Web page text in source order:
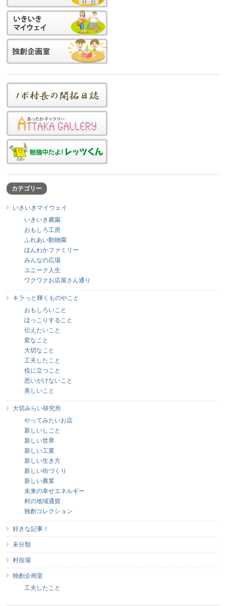
カテゴリー
いきいきマイウェイ
いきいき農園
おもしろ工房
ふれあい動物園
ほんわかファミリー
みんなの広場
ユニーク人生
ワクワクお店屋さん通り
キラっと輝くものやこと
おもしろいこと
ほっこりすること
伝えたいこと
変なこと
大切なこと
工夫したこと
役に立つこと
思いがけないこと
美しいこと
大切みらい研究所
やってみたいお店
新しいしごと
新しい世界
新しい工業
新しい生き方
新しい街づくり
新しい農業
未来の幸せエネルギー
村の地域通貨
独創コレクション
好きな記事！
未分類
村役場
独創企画室
工夫したこと